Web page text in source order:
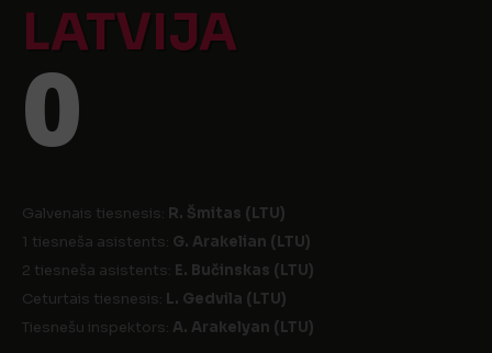
LATVIJA
0
Galvenais tiesnesis: R. Šmitas (LTU)
1 tiesneša asistents: G. Arakelian (LTU)
2 tiesneša asistents: E. Bučinskas (LTU)
Ceturtais tiesnesis: L. Gedvila (LTU)
Tiesnešu inspektors: A. Arakelyan (LTU)